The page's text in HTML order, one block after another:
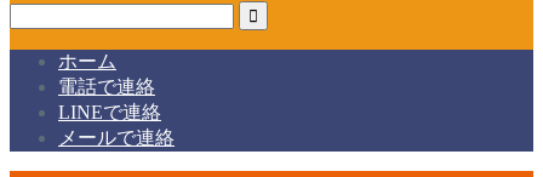
ホーム
電話で連絡
LINEで連絡
メールで連絡